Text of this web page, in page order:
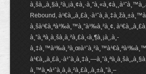
Rebound,
à¸šà¹€à¸ªà¹‰à¸™à¸”à¹‰à¸²à¸¢,
à¸”à¸ªà¸­à¸šà¸à¸²à¸£à¸‹à¸¶à¸¡à¸‚à¸­
à¸™à¸•à¹ˆà¸­à¸à¸²à¸£à¸‚à¸±à¸”à¸–